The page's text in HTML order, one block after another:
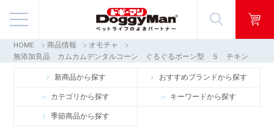
商品情報
映像ギャラリー
知る・楽しむ
HOME 商品情報
オモチャ
無添加良品 カムカムデンタルコーン ぐるぐるボーン型 Ｓ チキン
新商品から探す おすすめブランドから探す
カテゴリから探す キーワードから探す
季節商品から探す